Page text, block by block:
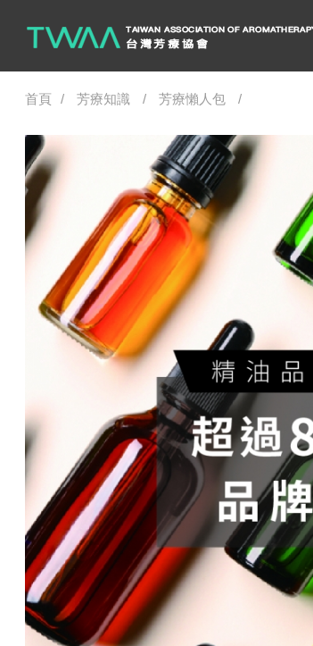
首頁 芳療知識 芳療懶人包